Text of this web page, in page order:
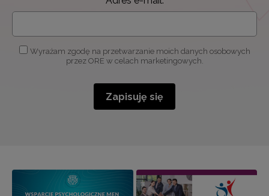
Wyrażam zgodę na przetwarzanie moich danych osobowych
przez ORE w celach marketingowych.
Zapisuję się